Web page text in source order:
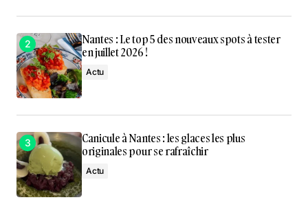
Nantes : Le top 5 des nouveaux spots à tester
en juillet 2026 !
Actu
Canicule à Nantes : les glaces les plus
originales pour se rafraîchir
Actu